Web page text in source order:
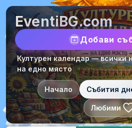
EventiBG.com
Добави
Културен календар — всички
на едно място
Начало Събития
Любими